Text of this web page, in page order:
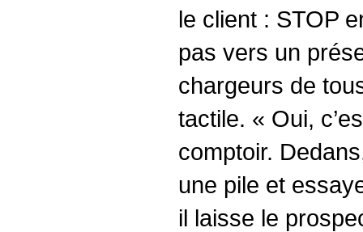
le client : STOP
pas vers un
chargeurs de
tactile. « Oui,
comptoir.
une pile et
il laisse le